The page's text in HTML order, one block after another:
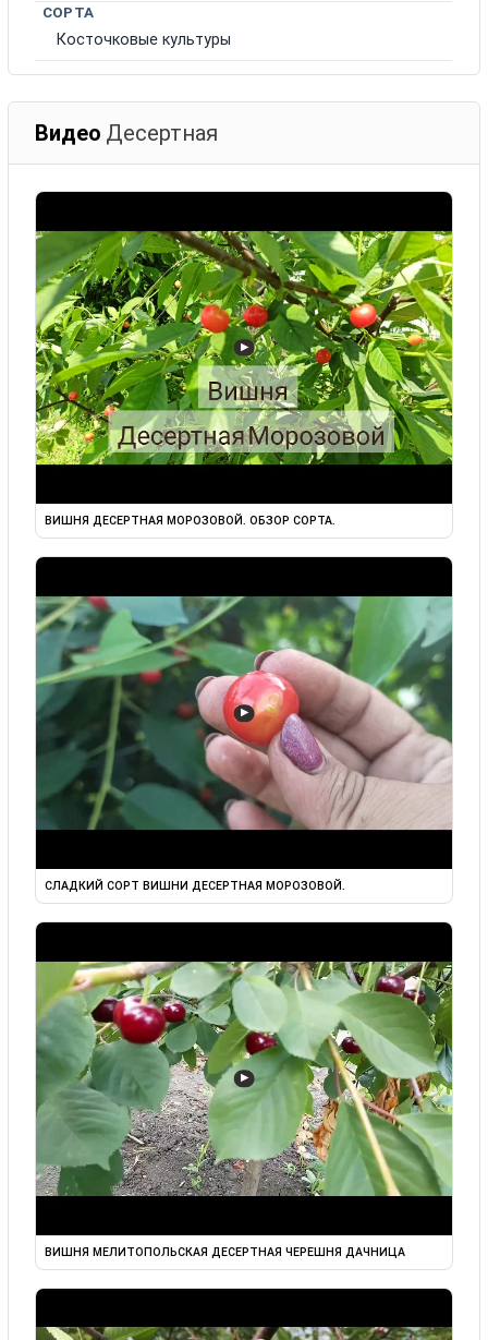
СОРТА
Косточковые культуры
Видео Десертная
▶
ВИШНЯ ДЕСЕРТНАЯ МОРОЗОВОЙ. ОБЗОР СОРТА.
▶
СЛАДКИЙ СОРТ ВИШНИ ДЕСЕРТНАЯ МОРОЗОВОЙ.
▶
ВИШНЯ МЕЛИТОПОЛЬСКАЯ ДЕСЕРТНАЯ ЧЕРЕШНЯ ДАЧНИЦА